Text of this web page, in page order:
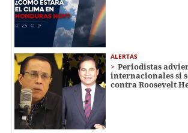
ALERTAS
Periodistas
internacionales si
contra Roosevelt